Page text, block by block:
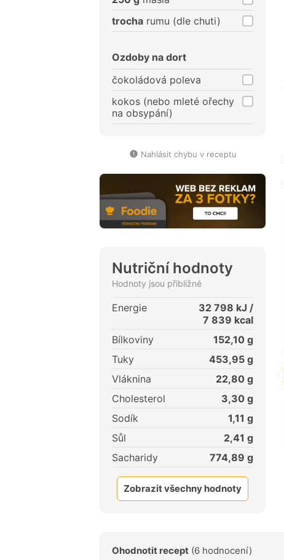
trocha rumu (dle chuti)
Ozdoby na dort
čokoládová poleva
kokos (nebo mleté ořechy
na obsypání)
Nahlásit chybu v receptu
Nutriční hodnoty
Hodnoty jsou přibližné
Energie 32 798 kJ /
7 839 kcal
Bílkoviny
152,10 g
Tuky
453,95 g
Vláknina
22,80 g
Cholesterol
3,30 g
Sodík
1,11 g
Sůl
2,41 g
Sacharidy
774,89 g
Zobrazit všechny hodnoty
Ohodnotit recept (6 hodnocení)